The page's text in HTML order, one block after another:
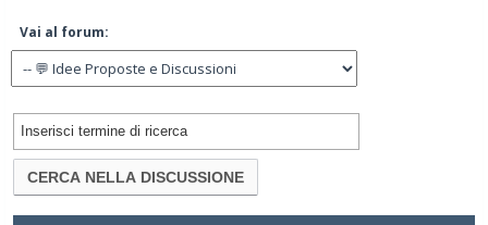
Vai al forum: